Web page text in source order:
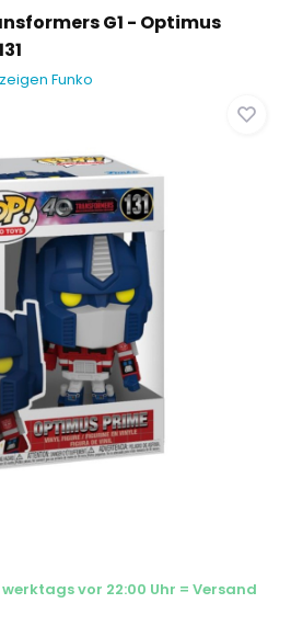
G1 - Optimus
Funko
vor 22:00 Uhr = Versand